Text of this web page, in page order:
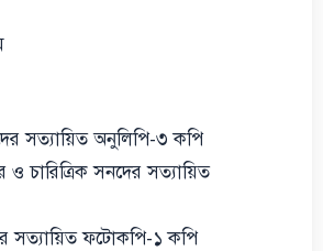
সত্যায়িত অনুলিপি-৩ কপি
ও চারিত্রিক সনদের সত্যায়িত
সত্যায়িত ফটোকপি-১ কপি